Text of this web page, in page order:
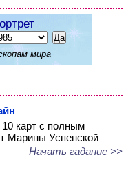
мира
10 карт с полным
Марины Успенской
Начать гадание >>